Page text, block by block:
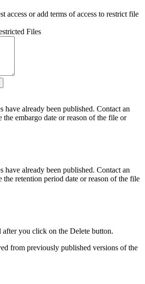
access or add terms of access to restrict file
Files
have already been published. Contact an
the embargo date or reason of the file or
have already been published. Contact an
the retention period date or reason of the file
you click on the Delete button.
from previously published versions of the